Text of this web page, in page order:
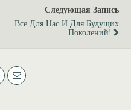
Следующая Запись
Все Для Наc И Для Будущих
Поколений!